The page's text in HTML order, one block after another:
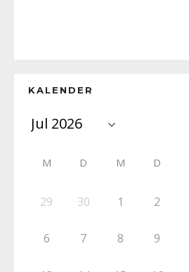
KALENDER
M D M D
29 30 1 2
6 7 8 9